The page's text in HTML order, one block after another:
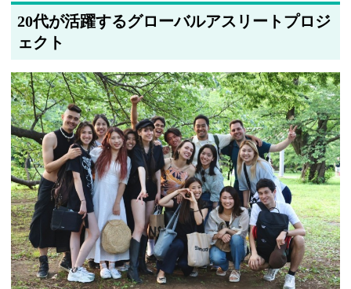
20代が活躍するグローバルアスリートプロジ
ェクト